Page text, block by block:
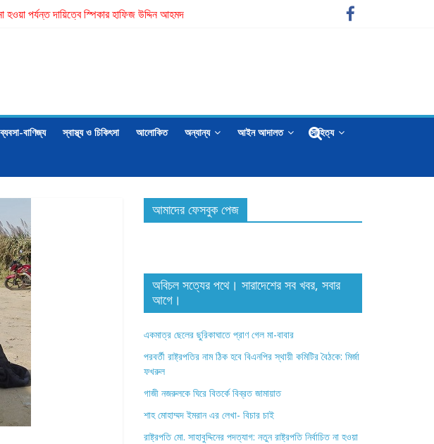
না হওয়া পর্যন্ত দায়িত্বে স্পিকার হাফিজ উদ্দিন আহমদ
ব্যবসা-বাণিজ্য স্বাস্থ্য ও চিকিৎসা আলোকিত অন্যান্য আইন আদালত সাহিত্য
আমাদের ফেসবুক পেজ
অবিচল সত্যের পথে। সারাদেশের সব খবর, সবার
আগে।
একমাত্র ছেলের ছুরিকাঘাতে প্রাণ গেল মা-বাবার
পরবর্তী রাষ্ট্রপতির নাম ঠিক হবে বিএনপির স্থায়ী কমিটির বৈঠকে: মির্জা
ফখরুল
গাজী নজরুলকে ঘিরে বিতর্কে বিব্রত জামায়াত
শাহ মোহাম্মদ ইমরান এর লেখা- বিচার চাই
রাষ্ট্রপতি মো. সাহাবুদ্দিনের পদত্যাগ: নতুন রাষ্ট্রপতি নির্বাচিত না হওয়া